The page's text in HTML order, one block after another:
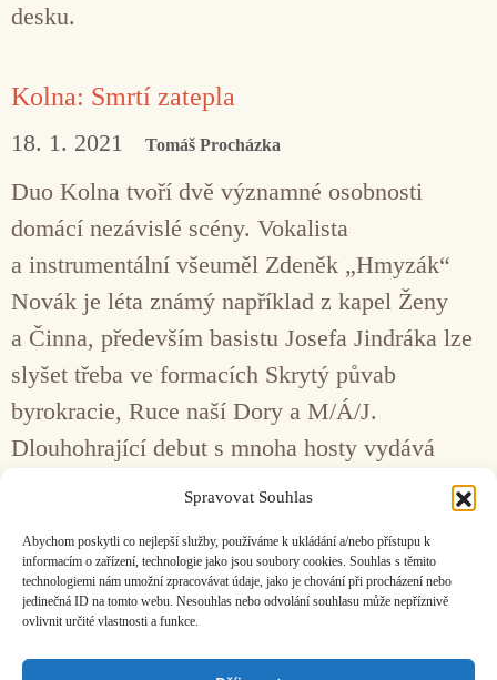
Spravovat Souhlas
Abychom poskytli co nejlepší služby, používáme k ukládání a/nebo přístupu k
informacím o zařízení, technologie jako jsou soubory cookies. Souhlas s těmito
technologiemi nám umožní zpracovávat údaje, jako je chování při procházení nebo
jedinečná ID na tomto webu. Nesouhlas nebo odvolání souhlasu může nepříznivě
ovlivnit určité vlastnosti a funkce.
desku.
Kolna: Smrtí zatepla
18. 1. 2021 Tomáš Procházka
Duo Kolna tvoří dvě významné osobnosti
domácí nezávislé scény. Vokalista
a instrumentální všeuměl Zdeněk „Hmyzák“
Novák je léta známý například z kapel Ženy
a Činna, především basistu Josefa Jindráka lze
slyšet třeba ve formacích Skrytý půvab
byrokracie, Ruce naší Dory a M/Á/J.
Dlouhohrající debut s mnoha hosty vydává
Stránka
1 Stránka
2 … Stránka
5 Další→